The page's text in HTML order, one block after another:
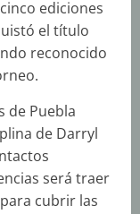
ediciones
el título
reconocido
de Puebla
de Darryl
será traer
cubrir las